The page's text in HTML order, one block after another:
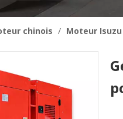
chinois / Moteur Isuzu